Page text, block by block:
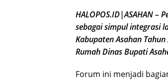
HALOPOS.ID|ASAHAN –
sebagai simpul integrasi
Kabupaten Asahan
Rumah Dinas Bupati
Forum ini menjadi